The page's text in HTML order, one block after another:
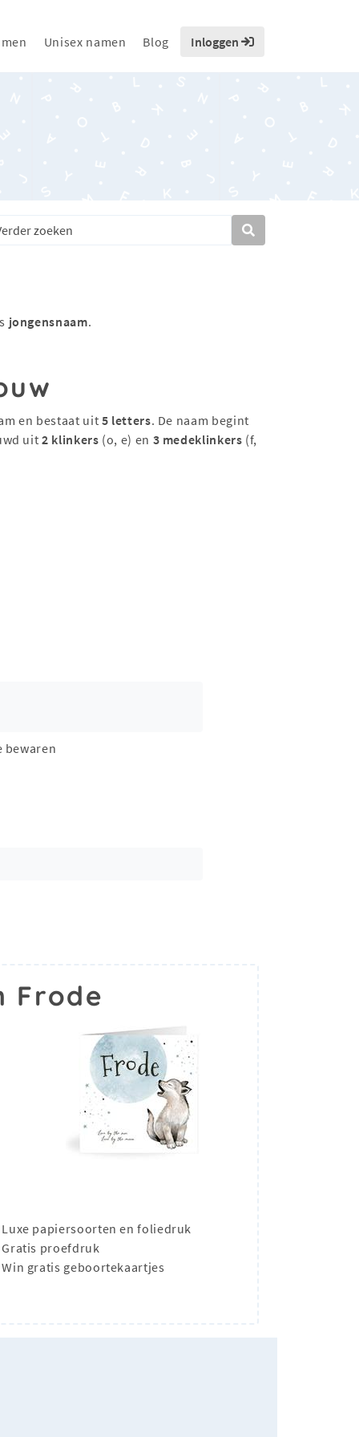
Unisex namen Blog Inloggen
jongensnaam.
en bestaat uit 5 letters. De naam begint
uit2 klinkers (o, e) en 3 medeklinkers (f,
bewaren
Frode
papiersoorten en foliedruk
proefdruk
gratis geboortekaartjes